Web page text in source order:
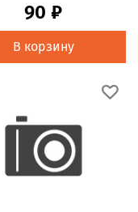
90 ₽
В корзину